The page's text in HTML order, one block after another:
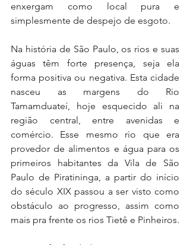
enxergam como local pura e
simplesmente de despejo de esgoto.
Na história de São Paulo, os rios e suas
águas têm forte presença, seja ela
forma positiva ou negativa. Esta cidade
nasceu as margens do Rio
Tamamduateí, hoje esquecido ali na
região central, entre avenidas e
comércio. Esse mesmo rio que era
provedor de alimentos e água para os
primeiros habitantes da Vila de São
Paulo de Piratininga, a partir do início
do século XIX passou a ser visto como
obstáculo ao progresso, assim como
mais pra frente os rios Tietê e Pinheiros.